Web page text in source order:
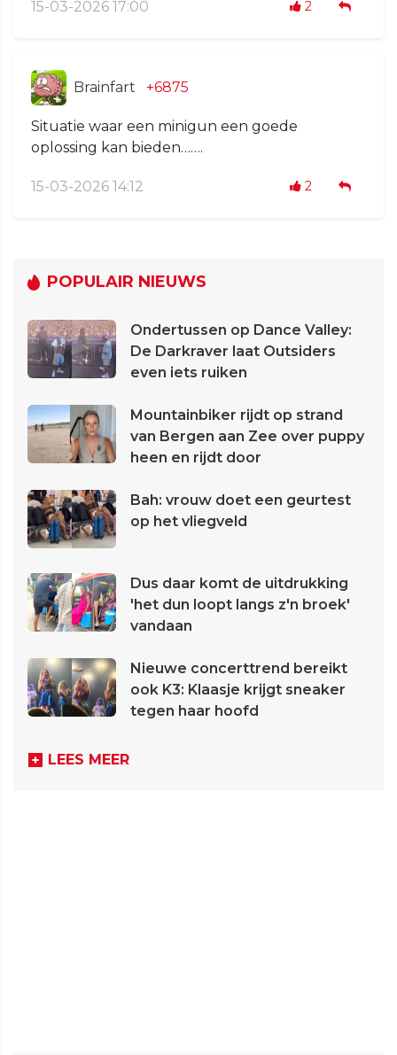
15-03-2026 17:00 2
Brainfart +6875
Situatie waar een minigun een goede
oplossing kan bieden…….
15-03-2026 14:12 2
POPULAIR NIEUWS
Ondertussen op Dance Valley:
De Darkraver laat Outsiders
even iets ruiken
Mountainbiker rijdt op strand
van Bergen aan Zee over puppy
heen en rijdt door
Bah: vrouw doet een geurtest
op het vliegveld
Dus daar komt de uitdrukking
'het dun loopt langs z'n broek'
vandaan
Nieuwe concerttrend bereikt
ook K3: Klaasje krijgt sneaker
tegen haar hoofd
LEES MEER